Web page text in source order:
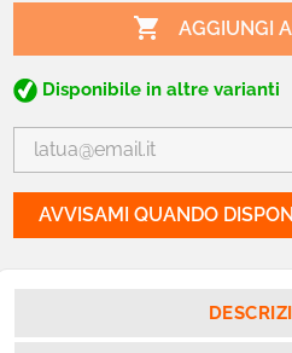
 AGGIUNGI
Disponibile in altre varianti
AVVISAMI QUANDO